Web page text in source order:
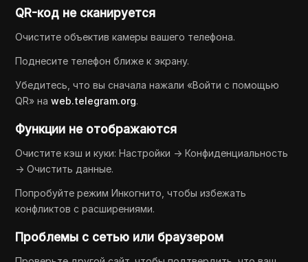
QR-код не сканируется
Очистите объектив камеры вашего телефона.
Поднесите телефон ближе к экрану.
Убедитесь, что вы сначала нажали «Войти с помощью
QR» наweb.telegram.org.
Функции не отображаются
Очистите кэш и куки: Настройки → Конфиденциальность
→ Очистить данные.
Попробуйте режим Инкогнито, чтобы избежать
конфликтов с расширениями.
Проблемы с сетью или браузером